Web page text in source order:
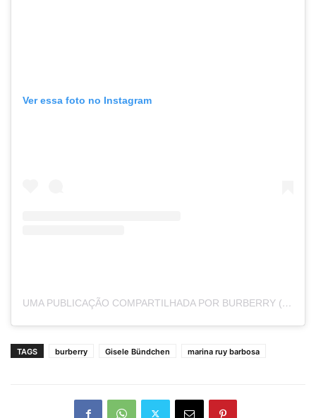
Ver essa foto no Instagram
UMA PUBLICAÇÃO COMPARTILHADA POR BURBERRY (@BURBERRY)
TAGS burberry Gisele Bündchen marina ruy barbosa